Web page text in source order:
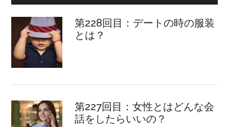
第228回目：デートの時の服装
とは？
第227回目：女性とはどんな会
話をしたらいいの？